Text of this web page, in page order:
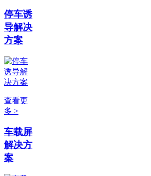
停车诱
导解决
方案
查看更
多 >
车载屏
解决方
案